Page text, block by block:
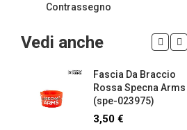
Contrassegno
Vedi anche
Fascia Da Braccio
Rossa Specna Arms
(spe-023975)
3,50 €